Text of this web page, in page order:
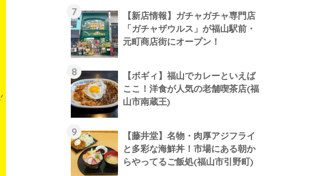
【新店情報】ガチャガチャ専門店
「ガチャザウルス」が福山駅前・
元町商店街にオープン！
【ボギィ】福山でカレーといえば
ここ！洋食が人気の老舗喫茶店(福
山市南蔵王)
【藤井堂】名物・肉厚アジフライ
と多彩な海鮮丼！市場にある朝か
らやってるご飯処(福山市引野町)